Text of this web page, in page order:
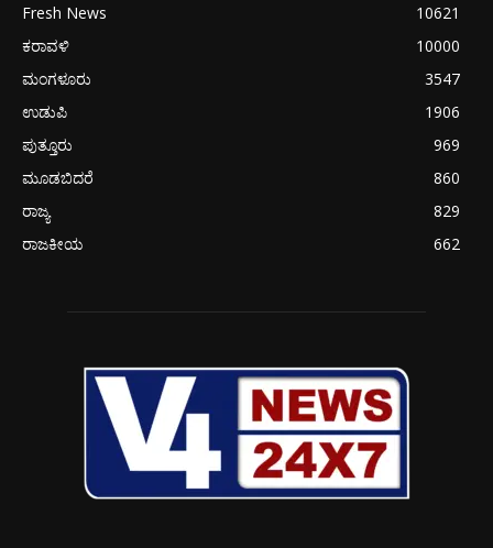
Fresh News
10621
ಕರಾವಳಿ
10000
ಮಂಗಳೂರು
3547
ಉಡುಪಿ
1906
ಪುತ್ತೂರು
969
ಮೂಡಬಿದರೆ
860
ರಾಜ್ಯ
829
ರಾಜಕೀಯ
662